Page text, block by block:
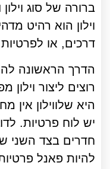
ברורה של סוג
וילון הוא רהיט
דרכים, או
הדרך הראשונה
רוצים ליצור
היא שלווילון אין
יש לוח פרטיות.
חדרים בצד השני
להיות פאנל